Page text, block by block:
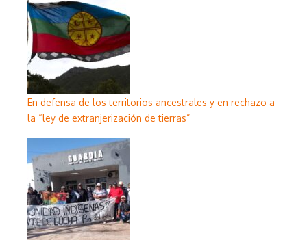
En defensa de los territorios ancestrales y en rechazo a
la “ley de extranjerización de tierras”